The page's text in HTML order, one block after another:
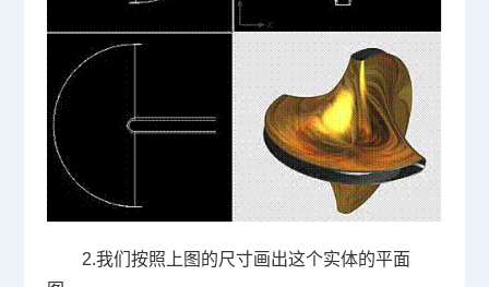
2.我们按照上图的尺寸画出这个实体的平面